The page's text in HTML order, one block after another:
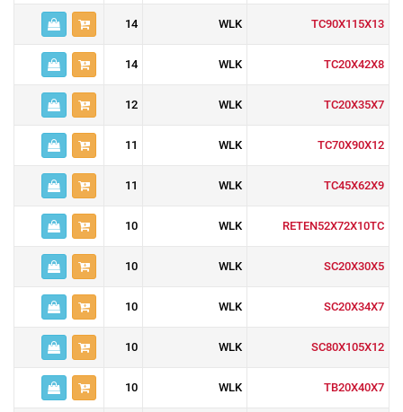
TC90X115X13
WLK
14
TC20X42X8
WLK
14
TC20X35X7
WLK
12
TC70X90X12
WLK
11
TC45X62X9
WLK
11
RETEN52X72X10TC
WLK
10
SC20X30X5
WLK
10
SC20X34X7
WLK
10
SC80X105X12
WLK
10
TB20X40X7
WLK
10